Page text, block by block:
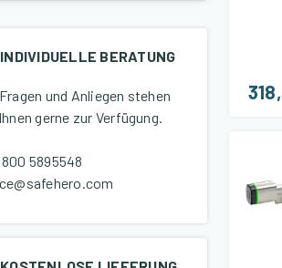
INDIVIDUELLE BERATUNG
und Anliegen stehen
gerne zur Verfügung.
5895548